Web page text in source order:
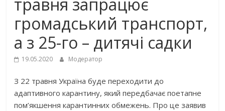
травня запрацює
громадський транспорт,
а з 25-го – дитячі садки
19.05.2020 Модератор
З 22 травня Україна буде переходити до
адаптивного карантину, який передбачає поетапне
пом’якшення карантинних обмежень. Про це заявив